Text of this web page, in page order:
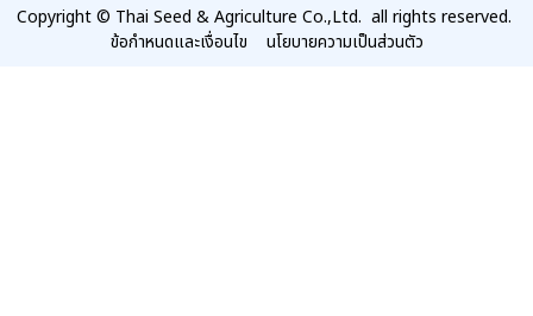
Copyright © Thai Seed & Agriculture Co.,Ltd. all rights reserved.
ข้อกำหนดและเงื่อนไข
นโยบายความเป็นส่วนตัว